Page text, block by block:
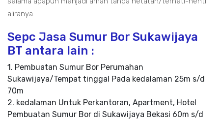
aliranya.
Sepc Jasa Sumur Bor Sukawijaya
BT antara lain :
1. Pembuatan Sumur Bor Perumahan
Sukawijaya/Tempat tinggal Pada kedalaman 25m s/d
70m
2. kedalaman Untuk Perkantoran, Apartment, Hotel
Pembuatan Sumur Bor di Sukawijaya Bekasi 60m s/d